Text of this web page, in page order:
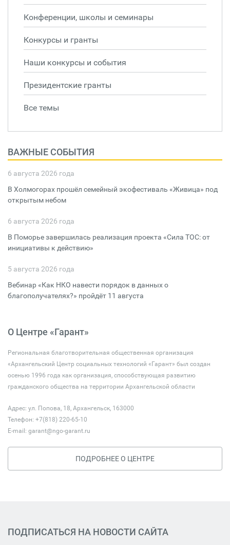
Конференции, школы и семинары
Конкурсы и гранты
Наши конкурсы и события
Президентские гранты
Все темы
ВАЖНЫЕ СОБЫТИЯ
6 августа 2026 года
В Холмогорах прошёл семейный экофестиваль «Живица» под
открытым небом
6 августа 2026 года
В Поморье завершилась реализация проекта «Сила ТОС: от
инициативы к действию»
5 августа 2026 года
Вебинар «Как НКО навести порядок в данных о
благополучателях?» пройдёт 11 августа
О Центре «Гарант»
Региональная благотворительная общественная организация
«Архангельский Центр социальных технологий «Гарант» был создан
осенью 1996 года как организация, способствующая развитию
гражданского общества на территории Архангельской области
Адрес: ул. Попова, 18, Архангельск, 163000
Телефон: +7(818) 220-65-10
E-mail: garant@ngo-garant.ru
ПОДРОБНЕЕ О ЦЕНТРЕ
ПОДПИСАТЬСЯ НА НОВОСТИ САЙТА